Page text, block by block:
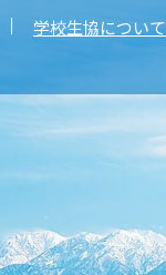
学校生協について